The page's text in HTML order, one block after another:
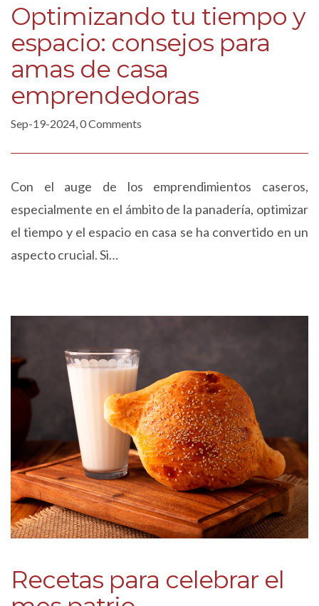
Optimizando tu tiempo y
espacio: consejos para
amas de casa
emprendedoras
Sep-19-2024, 0 Comments
Con el auge de los emprendimientos caseros,
especialmente en el ámbito de la panadería, optimizar
el tiempo y el espacio en casa se ha convertido en un
aspecto crucial. Si…
Recetas para celebrar el